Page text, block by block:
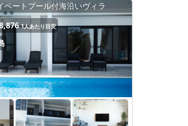
ベートプール付海沿いヴィラ
1人あたり目安